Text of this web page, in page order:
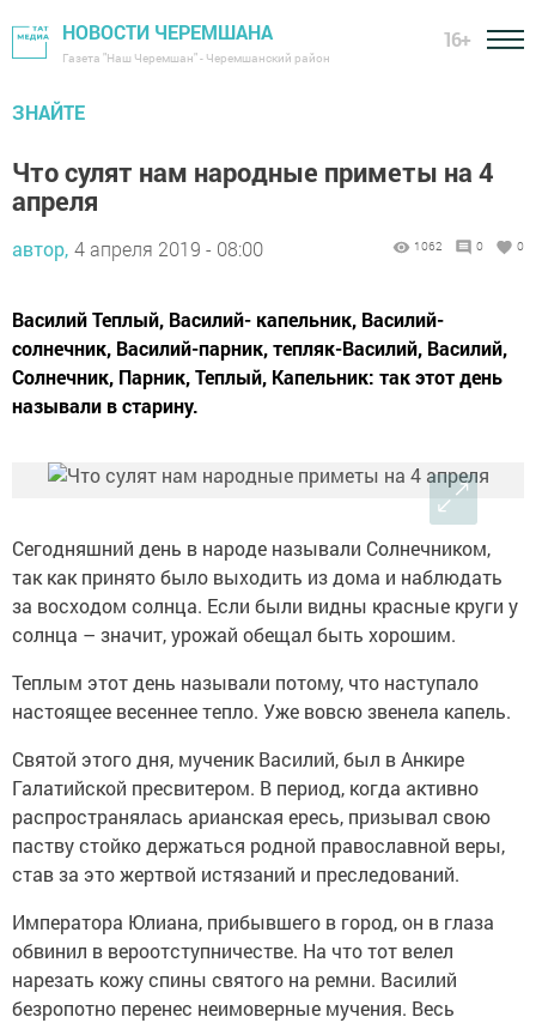
НОВОСТИ ЧЕРЕМШАНА
Газета "Наш Черемшан" - Черемшанский район
16+
ЗНАЙТЕ
Что сулят нам народные приметы на 4
апреля
автор, 4 апреля 2019 - 08:00 1062 0 0
Василий Теплый, Василий- капельник, Василий-
солнечник, Василий-парник, тепляк-Василий, Василий,
Солнечник, Парник, Теплый, Капельник: так этот день
называли в старину.
Сегодняшний день в народе называли Солнечником,
так как принято было выходить из дома и наблюдать
за восходом солнца. Если были видны красные круги у
солнца – значит, урожай обещал быть хорошим.
Теплым этот день называли потому, что наступало
настоящее весеннее тепло. Уже вовсю звенела капель.
Святой этого дня, мученик Василий, был в Анкире
Галатийской пресвитером. В период, когда активно
распространялась арианская ересь, призывал свою
паству стойко держаться родной православной веры,
став за это жертвой истязаний и преследований.
Императора Юлиана, прибывшего в город, он в глаза
обвинил в вероотступничестве. На что тот велел
нарезать кожу спины святого на ремни. Василий
безропотно перенес неимоверные мучения. Весь